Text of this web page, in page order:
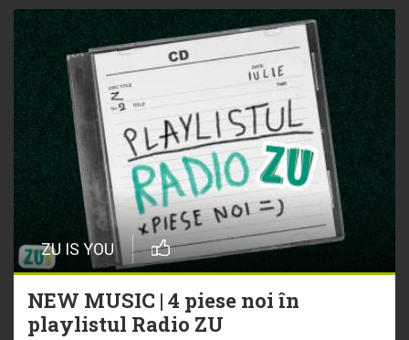
ZU IS YOU
NEW MUSIC | 4 piese noi în
playlistul Radio ZU